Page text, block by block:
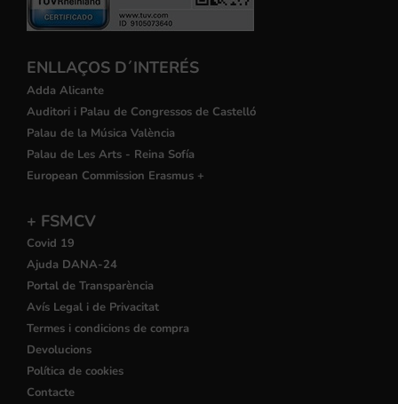
ENLLAÇOS D´INTERÉS
Adda Alicante
Auditori i Palau de Congressos de Castelló
Palau de la Música València
Palau de Les Arts - Reina Sofía
European Commission Erasmus +
+ FSMCV
Covid 19
Ajuda DANA-24
Portal de Transparència
Avís Legal i de Privacitat
Termes i condicions de compra
Devolucions
Política de cookies
Contacte